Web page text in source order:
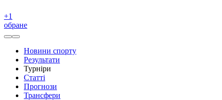
+1
обране
Новини спорту
Результати
Турніри
Статті
Прогнози
Трансфери